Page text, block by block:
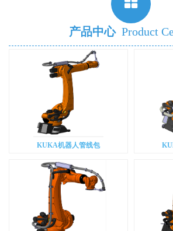
产品中心 Product
KUKA机器人管线包